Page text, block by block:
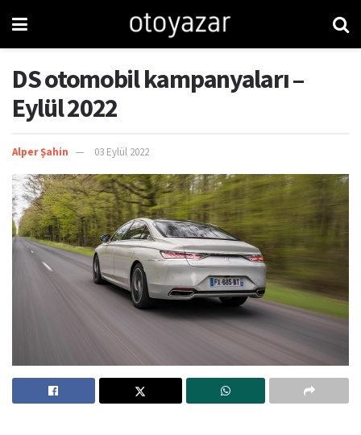
DS otomobil kampanyaları –
Eylül 2022
Alper Şahin 03 Eylül 2022